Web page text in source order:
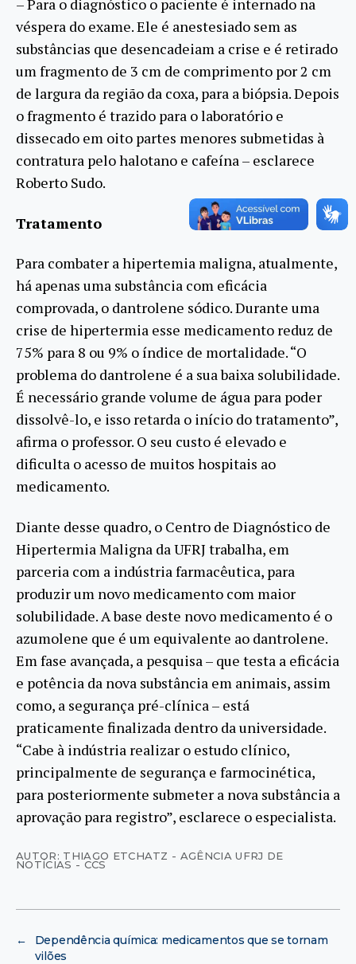
– Para o diagnóstico o paciente é internado na
véspera do exame. Ele é anestesiado sem as
substâncias que desencadeiam a crise e é retirado
um fragmento de 3 cm de comprimento por 2 cm
de largura da região da coxa, para a biópsia. Depois
o fragmento é trazido para o laboratório e
dissecado em oito partes menores submetidas à
contratura pelo halotano e cafeína – esclarece
Roberto Sudo.
Tratamento
Para combater a hipertemia maligna, atualmente,
há apenas uma substância com eficácia
comprovada, o dantrolene sódico. Durante uma
crise de hipertermia esse medicamento reduz de
75% para 8 ou 9% o índice de mortalidade. “O
problema do dantrolene é a sua baixa solubilidade.
É necessário grande volume de água para poder
dissolvê-lo, e isso retarda o início do tratamento”,
afirma o professor. O seu custo é elevado e
dificulta o acesso de muitos hospitais ao
medicamento.
Diante desse quadro, o Centro de Diagnóstico de
Hipertermia Maligna da UFRJ trabalha, em
parceria com a indústria farmacêutica, para
produzir um novo medicamento com maior
solubilidade. A base deste novo medicamento é o
azumolene que é um equivalente ao dantrolene.
Em fase avançada, a pesquisa – que testa a eficácia
e potência da nova substância em animais, assim
como, a segurança pré-clínica – está
praticamente finalizada dentro da universidade.
“Cabe à indústria realizar o estudo clínico,
principalmente de segurança e farmocinética,
para posteriormente submeter a nova substância a
aprovação para registro”, esclarece o especialista.
AUTOR: THIAGO ETCHATZ - AGÊNCIA UFRJ DE
NOTÍCIAS - CCS
←
Dependência química: medicamentos que se tornam
vilões